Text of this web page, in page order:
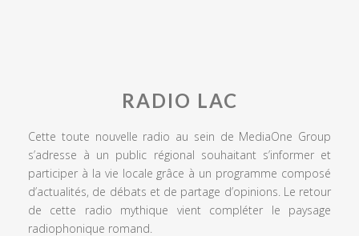
RADIO LAC
Cette toute nouvelle radio au sein de MediaOne Group
s’adresse à un public régional souhaitant s’informer et
participer à la vie locale grâce à un programme composé
d’actualités, de débats et de partage d’opinions. Le retour
de cette radio mythique vient compléter le paysage
radiophonique romand.